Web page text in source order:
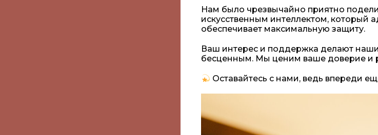
Нам было чрезвычайно приятно
искусственным интеллектом, который
обеспечивает максимальную защиту.
Ваш интерес и поддержка делают
бесценным. Мы ценим ваше доверие и
Оставайтесь с нами, ведь впереди